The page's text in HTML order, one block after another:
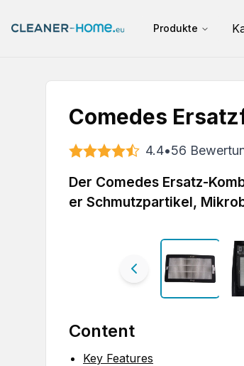
Produkte
Comedes
4.4•56
Der Comedes Ersatz-
er Schmutzpartikel,
Content
Key Features